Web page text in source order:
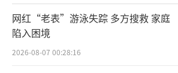
网红“老表”游泳失踪 多方搜救 家庭
陷入困境
2026-08-07 00:28:16